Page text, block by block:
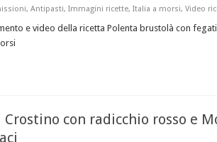
, Antipasti, Immagini ricette, Italia a morsi, Video
e video della ricetta Polenta brustolà con
con radicchio rosso e